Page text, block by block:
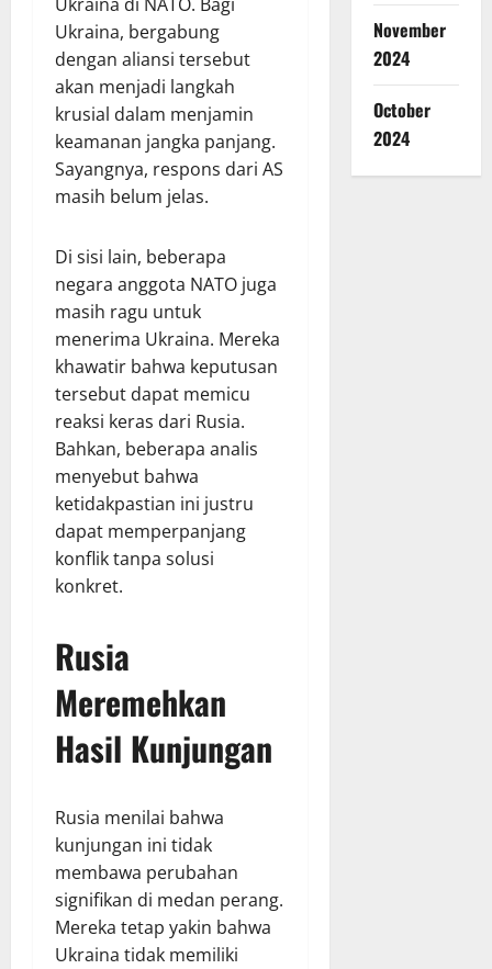
Ukraina, bergabung
dengan aliansi tersebut
akan menjadi langkah
krusial dalam menjamin
keamanan jangka panjang.
Sayangnya, respons dari AS
masih belum jelas.
Di sisi lain, beberapa
negara anggota NATO juga
masih ragu untuk
menerima Ukraina. Mereka
khawatir bahwa keputusan
tersebut dapat memicu
reaksi keras dari Rusia.
Bahkan, beberapa analis
menyebut bahwa
ketidakpastian ini justru
dapat memperpanjang
konflik tanpa solusi
konkret.
Rusia
Meremehkan
Hasil Kunjungan
Rusia menilai bahwa
kunjungan ini tidak
membawa perubahan
signifikan di medan perang.
Mereka tetap yakin bahwa
Ukraina tidak memiliki
November
2024
October
2024